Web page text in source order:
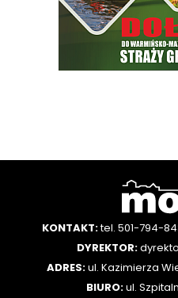
KONTAKT:tel. 501-794-
DYREKTOR:
ADRES:ul. Kazimierza
BIURO:ul.